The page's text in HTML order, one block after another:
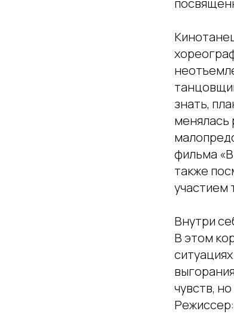
знать,
менялась
фильма
также
участием
Внутри
В этом
чувств,